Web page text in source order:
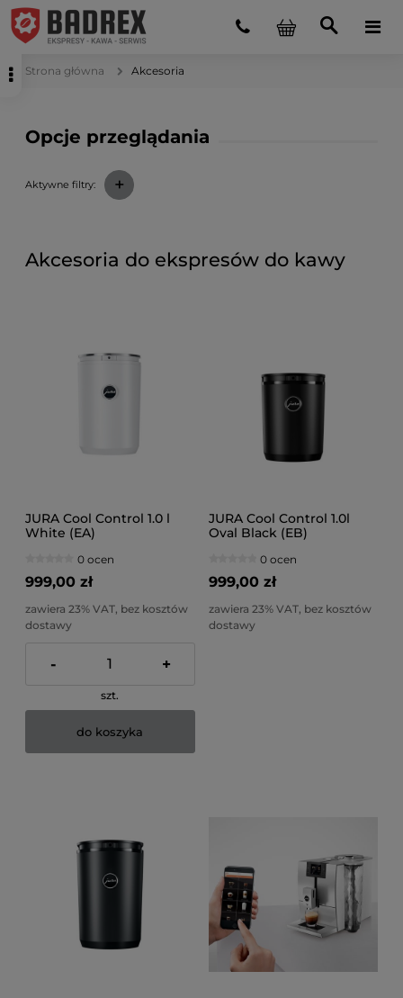
Strona główna Akcesoria
Opcje przeglądania
Aktywne filtry: +
Akcesoria do ekspresów do kawy
JURA Cool Control 1.0 l
White (EA)
0 ocen
999,00 zł
zawiera 23% VAT, bez kosztów
dostawy
- +
szt.
do koszyka
JURA Cool Control 1.0l
Oval Black (EB)
0 ocen
999,00 zł
zawiera 23% VAT, bez kosztów
dostawy